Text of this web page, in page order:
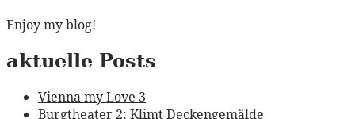
Enjoy my blog!
aktuelle Posts
Vienna my Love 3
Burgtheater 2: Klimt Deckengemälde